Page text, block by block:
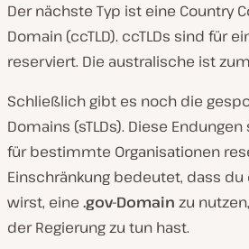
Der nächste Typ ist eine Country
Domain (ccTLD). ccTLDs sind für
reserviert. Die australische ist
Schließlich gibt es noch die
Domains (sTLDs). Diese
für bestimmte Organisationen
Einschränkung bedeutet, dass
wirst, eine .gov-Domain zu
der Regierung zu tun hast.